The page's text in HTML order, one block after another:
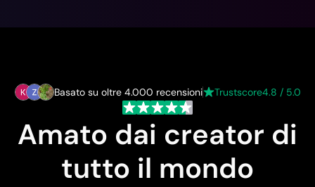
Basato su oltre 4.000 recensioni Trustscore4.8 / 5.0
Amato dai creator di
tutto il mondo